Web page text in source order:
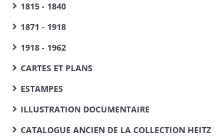
1815 - 1840
1871 - 1918
1918 - 1962
CARTES ET PLANS
ESTAMPES
ILLUSTRATION DOCUMENTAIRE
CATALOGUE ANCIEN DE LA COLLECTION HEITZ